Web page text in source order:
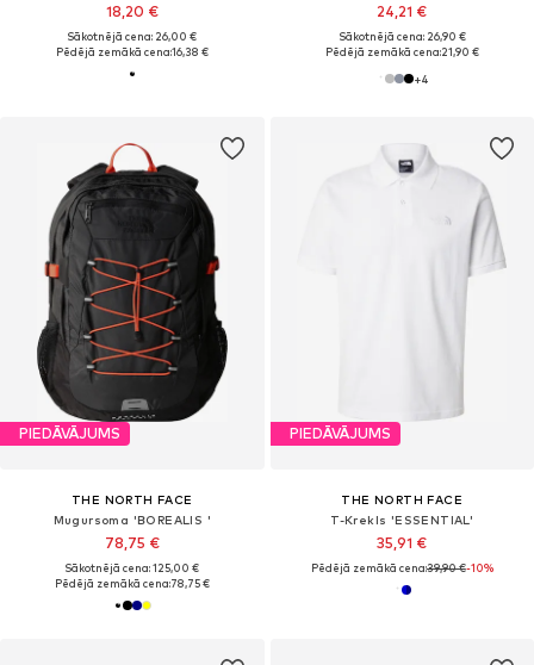
18,20 €
Sākotnējā cena: 26,00 €
Pēdējā zemākā cena:16,38 €
24,21 €
Sākotnējā cena: 26,90 €
Pēdējā zemākā cena:21,90 €
+4
PIEDĀVĀJUMS
THE NORTH FACE
Mugursoma 'BOREALIS '
78,75 €
Sākotnējā cena: 125,00 €
Pēdējā zemākā cena:78,75 €
PIEDĀVĀJUMS
THE NORTH FACE
T-Krekls 'ESSENTIAL'
35,91 €
Pēdējā zemākā cena:39,90 €-10%